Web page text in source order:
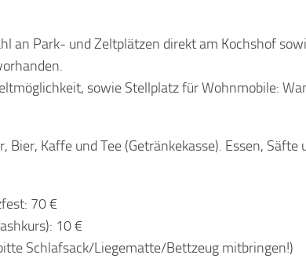
an Park- und Zeltplätzen direkt am Kochshof
sowie Stellplatz für Wohnmobile:
Bier, Kaffe und Tee (Getränkekasse). Essen,
70 €
10 €
Schlafsack/Liegematte/Bettzeug mitbringen!)